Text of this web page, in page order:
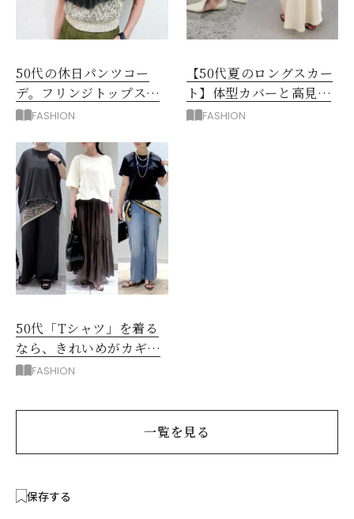
50代の休日パンツコー
デ。フリンジトップスを
主役に洗練アースカラー
FASHION
【50代夏のロングスカー
ト】体型カバーと高見え
を叶える4コーデ
FASHION
50代「Tシャツ」を着る
なら、きれいめがカギ！
部屋着に見えないコツ
FASHION
一覧を見る
保存する